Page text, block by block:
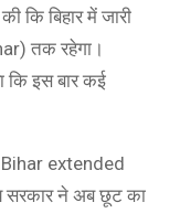
कि बिहार में जारी
तक रहेगा।
कि इस बार कई
extended
सरकार ने अब छूट का